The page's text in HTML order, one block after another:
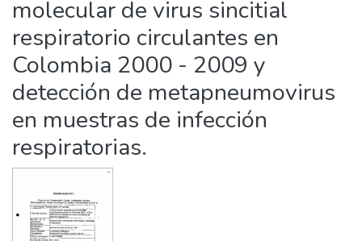
molecular de virus sincitial
respiratorio circulantes en
Colombia 2000 - 2009 y
detección de metapneumovirus
en muestras de infección
respiratorias.